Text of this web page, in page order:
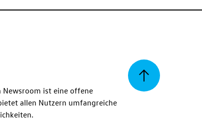
Zurück
Newsroom ist eine offene
allen Nutzern umfangreiche